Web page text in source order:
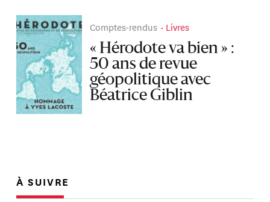
Comptes-rendus Livres
« Hérodote va bien » :
50 ans de revue
géopolitique avec
Béatrice Giblin
À SUIVRE